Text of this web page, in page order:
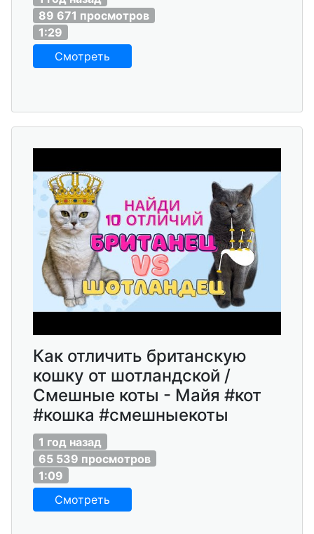
89 671 просмотров
1:29
Смотреть
Как отличить британскую
кошку от шотландской /
Смешные коты - Майя #кот
#кошка #смешныекоты
1 год назад
65 539 просмотров
1:09
Смотреть